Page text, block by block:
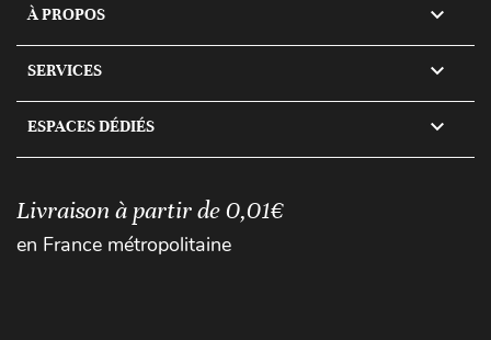
À PROPOS 
SERVICES 
ESPACES DÉDIÉS 
Livraison à partir de 0,01€
en France métropolitaine